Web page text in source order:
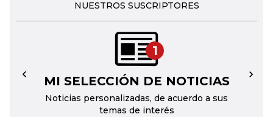
NUESTROS SUSCRIPTORES
1
MI SELECCIÓN DE NOTICIAS
Noticias personalizadas, de acuerdo a sus
temas de interés
← →